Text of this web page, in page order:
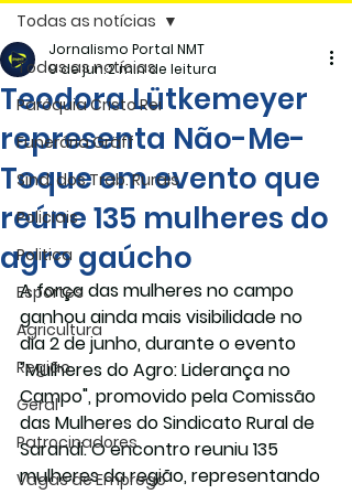
Todas as notícias
Paróquia Cristo Rei
Funerária Gräff
Sind. dos Trab. Rurais
Policiais
Politica
Esportes
Agricultura
Região
Geral
Patrocinadores
Vagas de Emprego
Todas as notícias
Teodora Lütkemeyer
representa Não-Me-
Toque em evento que
reúne 135 mulheres do
agro gaúcho
Jornalismo Portal NMT
9 de jun.2 min de leitura
A força das mulheres no campo
ganhou ainda mais visibilidade no
dia 2 de junho, durante o evento
"Mulheres do Agro: Liderança no
Campo", promovido pela Comissão
das Mulheres do Sindicato Rural de
Sarandi. O encontro reuniu 135
mulheres da região, representando